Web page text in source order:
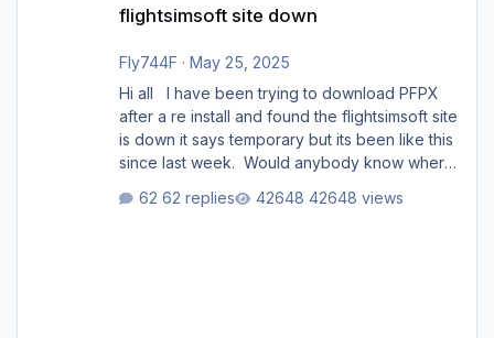
flightsimsoft site down
Fly744F · May 25, 2025
Hi all I have been trying to download PFPX
after a re install and found the flightsimsoft site
is down it says temporary but its been like this
since last week. Would anybody know where
support email for them either. thank you
62 replies 42648 views